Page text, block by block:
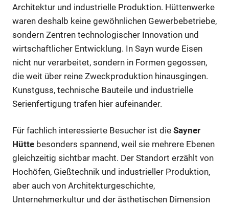
Architektur und industrielle Produktion. Hüttenwerke
waren deshalb keine gewöhnlichen Gewerbebetriebe,
sondern Zentren technologischer Innovation und
wirtschaftlicher Entwicklung. In Sayn wurde Eisen
nicht nur verarbeitet, sondern in Formen gegossen,
die weit über reine Zweckproduktion hinausgingen.
Kunstguss, technische Bauteile und industrielle
Serienfertigung trafen hier aufeinander.
Für fachlich interessierte Besucher ist die Sayner
Hütte besonders spannend, weil sie mehrere Ebenen
gleichzeitig sichtbar macht. Der Standort erzählt von
Hochöfen, Gießtechnik und industrieller Produktion,
aber auch von Architekturgeschichte,
Unternehmerkultur und der ästhetischen Dimension